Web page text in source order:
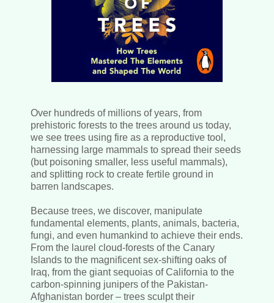
Over hundreds of millions of years, from
prehistoric forests to the trees around us today,
we see trees using fire as a reproductive tool,
harnessing large mammals to spread their seeds
(but poisoning smaller, less useful mammals),
and splitting rock to create fertile ground in
barren landscapes.
Because trees, we discover, manipulate
fundamental elements, plants, animals, bacteria,
fungi, and even humankind to achieve their ends.
From the laurel cloud-forests of the Canary
Islands to the magnificent sex-shifting oaks of
Iraq, from the giant sequoias of California to the
carbon-spinning junipers of the Pakistan-
Afghanistan border – trees sculpt their